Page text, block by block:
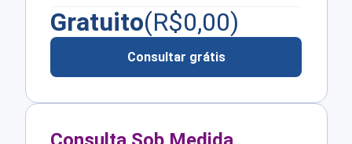
Gratuito(R$0,00)
Consultar grátis